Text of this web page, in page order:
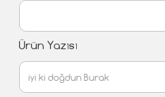
Ürün Yazısı